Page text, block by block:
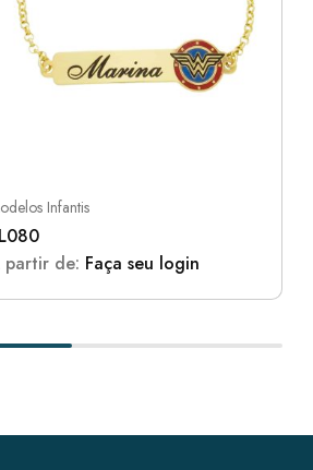
Infantis
partir de: Faça seu login